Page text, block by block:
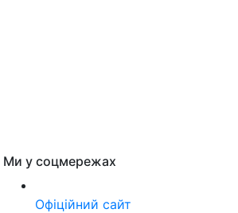
Ми у соцмережах
Офіційний сайт